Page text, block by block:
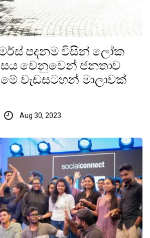
පදනම විසින් ලෝක
වෙනුවෙන් ජනතාව
වැඩසටහන් මාලාවක්
Aug 30, 2023